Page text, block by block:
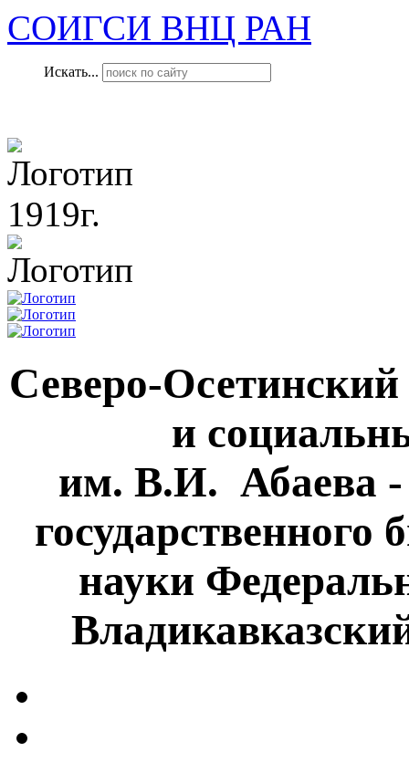
СОИГСИ ВНЦ РАН
Искать...
1919г.
Северо-
и
им. В.И. Абаева -
науки